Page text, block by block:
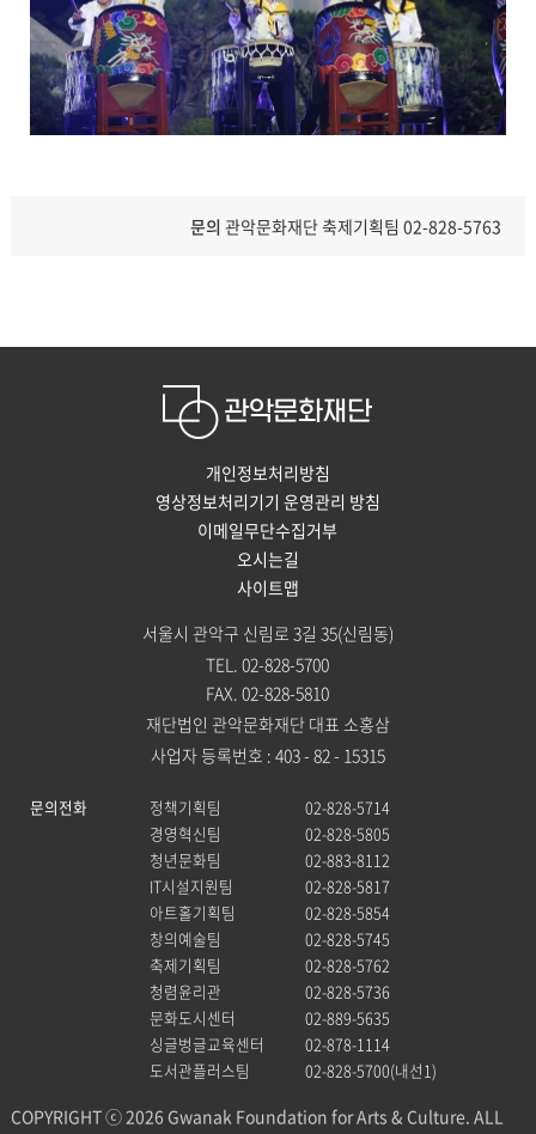
문의관악문화재단 축제기획팀 02-828-5763
개인정보처리방침
영상정보처리기기 운영관리 방침
이메일무단수집거부
오시는길
사이트맵
서울시 관악구 신림로 3길 35(신림동)
TEL. 02-828-5700
FAX. 02-828-5810
재단법인 관악문화재단 대표 소홍삼
사업자 등록번호 : 403 - 82 - 15315
문의전화 정책기획팀
02-828-5714
경영혁신팀
02-828-5805
청년문화팀
02-883-8112
IT시설지원팀
02-828-5817
아트홀기획팀
02-828-5854
창의예술팀
02-828-5745
축제기획팀
02-828-5762
청렴윤리관
02-828-5736
문화도시센터
02-889-5635
싱글벙글교육센터
02-878-1114
도서관플러스팀
02-828-5700(내선1)
COPYRIGHT ⓒ 2026 Gwanak Foundation for Arts & Culture. ALL